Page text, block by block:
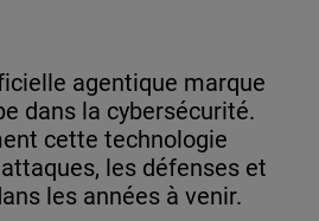
agentique marque
dans la cybersécurité.
cette technologie
les défenses et
les années à venir.